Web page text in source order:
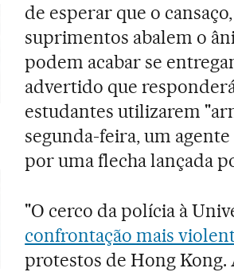
de esperar que o
suprimentos abalem o
podem acabar se
advertido que
estudantes utilizarem
segunda-feira, um
por uma flecha lançada
"O cerco da polícia à
confrontação mais
protestos de Hong